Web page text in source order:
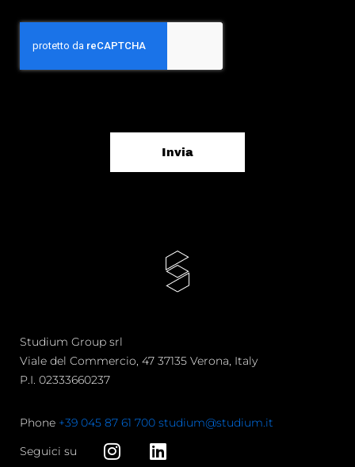
Invia
Studium Group srl
Viale del Commercio, 47 37135 Verona, Italy
P.I. 02333660237
Phone +39 045 87 61 700 studium@studium.it
Seguici su